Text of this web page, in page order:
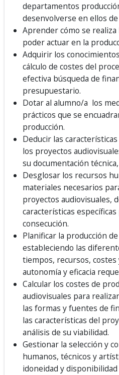
departamentos
desenvolverse en ellos
Aprender cómo se
poder actuar en la
Adquirir los
cálculo de costes del
efectiva búsqueda de
presupuestario.
Dotar al alumno/a los
prácticos que se
producción.
Deducir las
los proyectos
su documentación
Desglosar los recursos
materiales necesarios
proyectos audiovisuales,
características
consecución.
Planificar la producción
estableciendo las
tiempos, recursos, costes
autonomía y eficacia
Calcular los costes de
audiovisuales para
las formas y fuentes de
las características del
análisis de su viabilidad.
Gestionar la selección y
humanos, técnicos y
idoneidad y